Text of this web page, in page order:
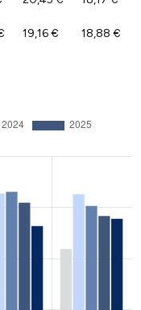
19,16 € 18,88 €